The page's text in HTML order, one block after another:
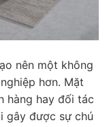
nên một không
hơn. Mặt
hàng hay đối tác
gây được sự chú